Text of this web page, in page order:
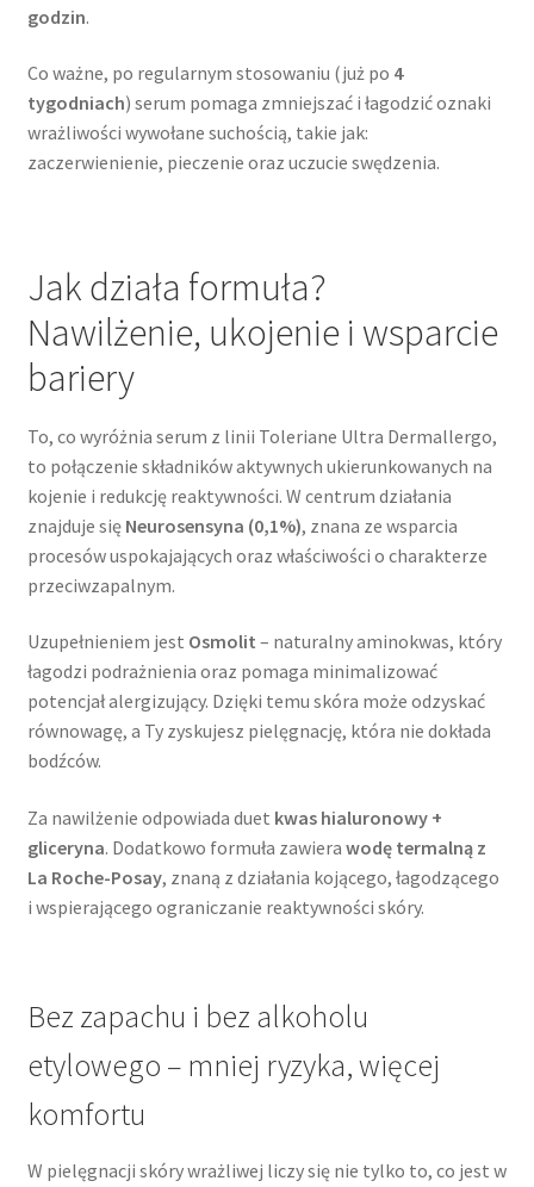
godzin.
Co ważne, po regularnym stosowaniu (już po 4
tygodniach) serum pomaga zmniejszać i łagodzić oznaki
wrażliwości wywołane suchością, takie jak:
zaczerwienienie, pieczenie oraz uczucie swędzenia.
Jak działa formuła?
Nawilżenie, ukojenie i wsparcie
bariery
To, co wyróżnia serum z linii Toleriane Ultra Dermallergo,
to połączenie składników aktywnych ukierunkowanych na
kojenie i redukcję reaktywności. W centrum działania
znajduje się Neurosensyna (0,1%), znana ze wsparcia
procesów uspokajających oraz właściwości o charakterze
przeciwzapalnym.
Uzupełnieniem jest Osmolit – naturalny aminokwas, który
łagodzi podrażnienia oraz pomaga minimalizować
potencjał alergizujący. Dzięki temu skóra może odzyskać
równowagę, a Ty zyskujesz pielęgnację, która nie dokłada
bodźców.
Za nawilżenie odpowiada duet kwas hialuronowy +
gliceryna. Dodatkowo formuła zawiera wodę termalną z
La Roche-Posay, znaną z działania kojącego, łagodzącego
i wspierającego ograniczanie reaktywności skóry.
Bez zapachu i bez alkoholu
etylowego – mniej ryzyka, więcej
komfortu
W pielęgnacji skóry wrażliwej liczy się nie tylko to, co jest w